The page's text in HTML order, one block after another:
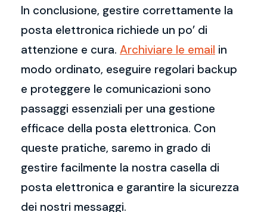
In conclusione, gestire correttamente la
posta elettronica richiede un po’ di
attenzione e cura. Archiviare le email in
modo ordinato, eseguire regolari backup
e proteggere le comunicazioni sono
passaggi essenziali per una gestione
efficace della posta elettronica. Con
queste pratiche, saremo in grado di
gestire facilmente la nostra casella di
posta elettronica e garantire la sicurezza
dei nostri messaggi.